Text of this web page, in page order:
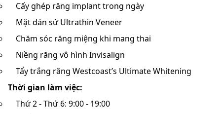
Cấy ghép răng implant trong ngày
Mặt dán sứ Ultrathin Veneer
Chăm sóc răng miệng khi mang thai
Niềng răng vô hình Invisalign
Tẩy trắng răng Westcoast’s Ultimate Whitening
Thời gian làm việc:
Thứ 2 - Thứ 6: 9:00 - 19:00